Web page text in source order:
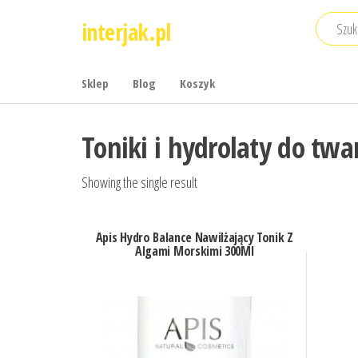
interjak.pl
Sklep Blog Koszyk
Toniki i hydrolaty do
Showing the single result
Apis Hydro Balance Nawilżający Tonik Z
Algami Morskimi 300Ml